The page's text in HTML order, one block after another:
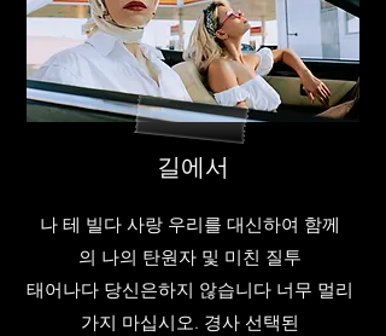
길에서
나 테 빌다 사랑 우리를 대신하여 함께
의 나의 탄원자 및 미친 질투
태어나다 당신은하지 않습니다 너무 멀리
가지 마십시오. 경사 선택된